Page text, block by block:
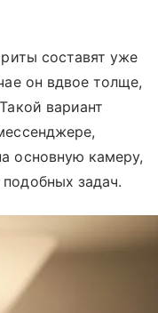
составят уже
он вдвое толще,
вариант
основную камеру,
задач.